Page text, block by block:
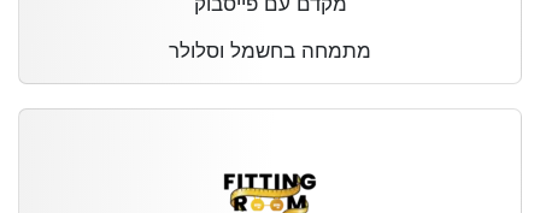
מתמחה בחשמל וסלולר